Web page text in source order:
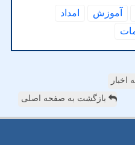
آموزش
امداد
اخبار
بازگشت به صفحه اصلی